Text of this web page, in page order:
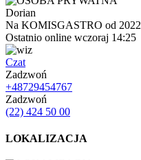
Dorian
Na KOMISGASTRO od 2022
Ostatnio online wczoraj 14:25
Czat
Zadzwoń
+48729454767
Zadzwoń
(22) 424 50 00
LOKALIZACJA